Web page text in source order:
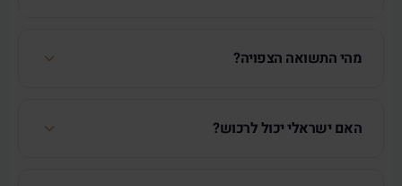
מהי התשואה הצפויה?
האם ישראלי יכול לרכוש?